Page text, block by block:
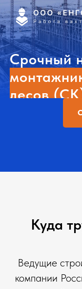
Срочный
лесов
Без опыта с
Куда
Ведущие
компании